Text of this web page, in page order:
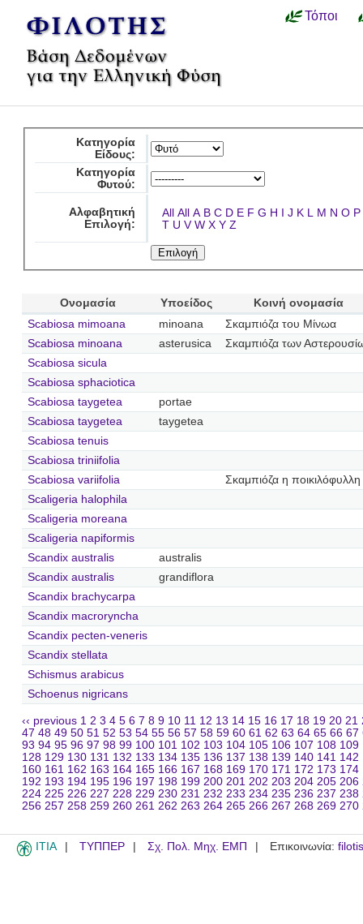
Τόποι
Κατηγορία
Είδους:
Κατηγορία
Φυτού:
Αλφαβητική
Επιλογή:
All All A B C D E F G H I J K L M N O P
T U V W X Y Z
Ονομασία Υποείδος
Κοινή ονομασία
Scabiosa mimoana
minoana
Σκαμπιόζα του Μίνωα
Scabiosa minoana
asterusica
Σκαμπιόζα των
Scabiosa sicula
Scabiosa sphaciotica
Scabiosa taygetea
portae
Scabiosa taygetea
taygetea
Scabiosa tenuis
Scabiosa triniifolia
Scabiosa variifolia
Σκαμπιόζα η ποικιλόφυλλη
Scaligeria halophila
Scaligeria moreana
Scaligeria napiformis
Scandix australis
australis
Scandix australis
grandiflora
Scandix brachycarpa
Scandix macroryncha
Scandix pecten-veneris
Scandix stellata
Schismus arabicus
Schoenus nigricans
‹‹ previous 1 2 3 4 5 6 7 8 9 10 11 12 13 14 15 16 17 18 19 20 21
47 48 49 50 51 52 53 54 55 56 57 58 59 60 61 62 63 64 65 66 67
93 94 95 96 97 98 99 100 101 102 103 104 105 106 107 108 109
128 129 130 131 132 133 134 135 136 137 138 139 140 141 142
160 161 162 163 164 165 166 167 168 169 170 171 172 173 174
192 193 194 195 196 197 198 199 200 201 202 203 204 205 206
224 225 226 227 228 229 230 231 232 233 234 235 236 237 238
256 257 258 259 260 261 262 263 264 265 266 267 268 269 270
ITIA ΤΥΠΠΕΡ Σχ. Πολ. Μηχ. ΕΜΠ Επικοινωνία: